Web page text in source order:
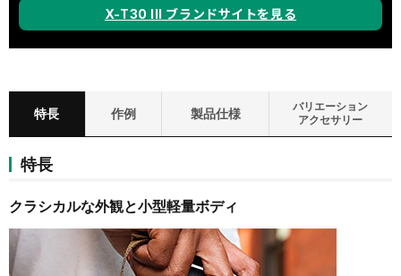
X-T30 III ブランドサイトを見る
特長 作例 製品仕様
バリエーション
アクセサリー
特長
クラシカルな外観と小型軽量ボディ